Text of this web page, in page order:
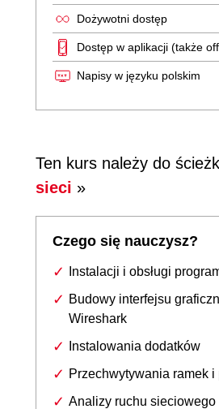
Dożywotni dostęp
Dostęp w aplikacji (także
Napisy w języku polskim
Ten kurs należy do
sieci »
Czego się nauczysz?
Instalacji i obsługi
Budowy interfejsu
Wireshark
Instalowania dodatków
Przechwytywania ramek i
Analizy ruchu sieciowego